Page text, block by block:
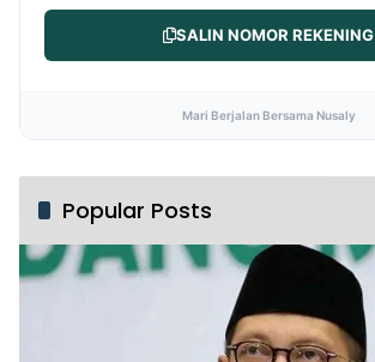
SALIN NOMOR REKENING
Mari Berjalan Bersama Nusaly
Popular Posts